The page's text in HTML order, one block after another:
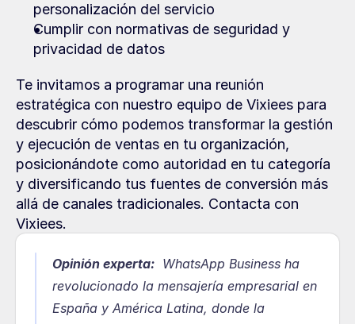
personalización del servicio
Cumplir con normativas de seguridad y
privacidad de datos
Te invitamos a programar una reunión
estratégica con nuestro equipo de Vixiees para
descubrir cómo podemos transformar la gestión
y ejecución de ventas en tu organización,
posicionándote como autoridad en tu categoría
y diversificando tus fuentes de conversión más
allá de canales tradicionales. Contacta con
Vixiees.
Opinión experta:
  WhatsApp Business ha
revolucionado la mensajería empresarial en
España y América Latina, donde la